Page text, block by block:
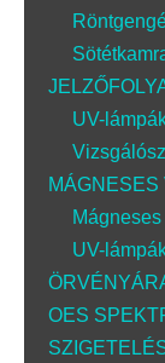
UV-
MÁGNESES
UV-
OES